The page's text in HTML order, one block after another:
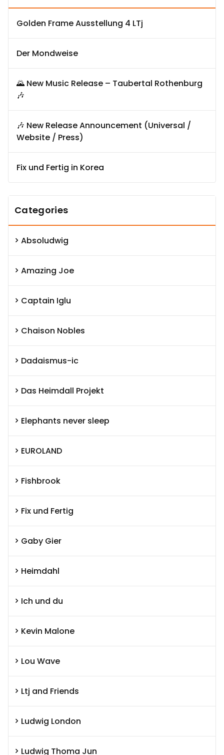
Golden Frame Ausstellung 4 LTj
Der Mondweise
🌄 New Music Release – Taubertal Rothenburg
🎶
🎶 New Release Announcement (Universal /
Website / Press)
Fix und Fertig in Korea
Categories
Absoludwig
Amazing Joe
Captain Iglu
Chaison Nobles
Dadaismus-ic
Das Heimdall Projekt
Elephants never sleep
EUROLAND
Fishbrook
Fix und Fertig
Gaby Gier
Heimdahl
Ich und du
Kevin Malone
Lou Wave
Ltj and Friends
Ludwig London
Ludwig Thoma Jun